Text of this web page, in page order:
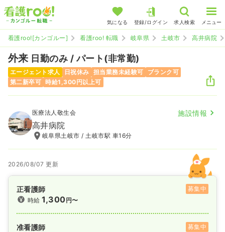
気になる 登録/ログイン 求人検索 メニュー
看護roo![カンゴルー] 看護roo! 転職 岐阜県 土岐市 高井病院
外来 日勤のみ / パート(非常勤)
エージェント求人 日祝休み 担当業務未経験可
ブランク可
第二新卒可 時給1,300円以上可
医療法人敬生会 施設情報
高井病院
岐阜県土岐市 / 土岐市駅 車16分
2026/08/07 更新
正看護師
募集中
時給1,300円〜
准看護師
募集中